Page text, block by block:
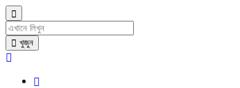
খুজুন